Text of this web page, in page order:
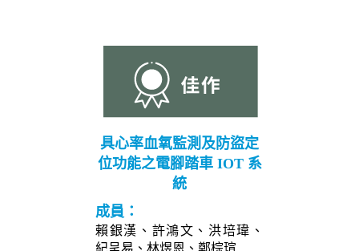
具心率血氧監測及防盜定
位功能之電腳踏車 IOT 系
統
成員：
賴銀漢、許鴻文、洪培瑋、
紀呈易、林煜恩、鄭棕瑄